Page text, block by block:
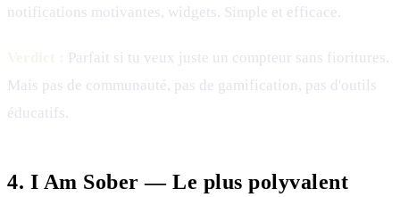
notifications motivantes, widgets. Simple et efficace.
Parfait si tu veux juste un compteur sans fioritures.
Mais pas de communauté, pas de gamification, pas d'outils
éducatifs.
4. I Am Sober — Le plus polyvalent